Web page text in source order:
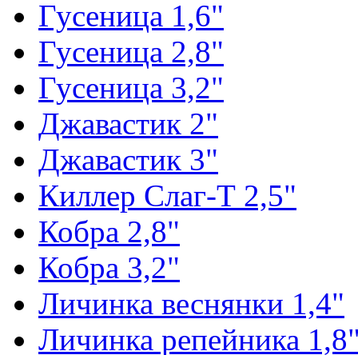
Гусеница 1,6"
Гусеница 2,8"
Гусеница 3,2"
Джавастик 2"
Джавастик 3"
Киллер Слаг-Т 2,5"
Кобра 2,8"
Кобра 3,2"
Личинка веснянки 1,4"
Личинка репейника